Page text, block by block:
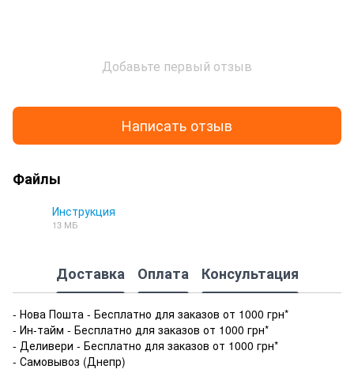
Добавьте первый отзыв
Написать отзыв
Файлы
Инструкция
13 МБ
Доставка Оплата Консультация
- Нова Пошта - Бесплатно для заказов от 1000 грн*
- Ин-тайм - Бесплатно для заказов от 1000 грн*
- Деливери - Бесплатно для заказов от 1000 грн*
- Самовывоз (Днепр)